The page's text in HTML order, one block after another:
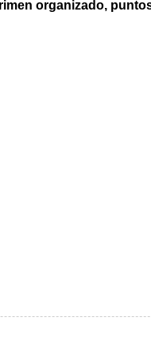
organizado,